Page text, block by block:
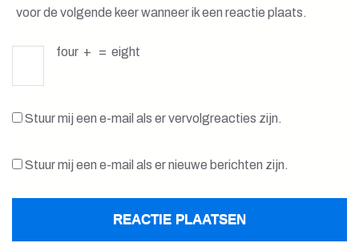
voor de volgende keer wanneer ik een reactie plaats.
four + = eight
Stuur mij een e-mail als er vervolgreacties zijn.
Stuur mij een e-mail als er nieuwe berichten zijn.